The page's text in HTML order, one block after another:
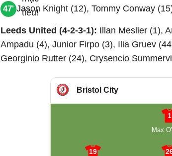
47'
(3), Jason Knight (12), Tommy Conway
Leeds United (4-2-3-1): Illan Meslier (1),
Ampadu (4), Junior Firpo (3), Ilia Gruev
Georginio Rutter (24), Crysencio
Bristol City
1
Max
19